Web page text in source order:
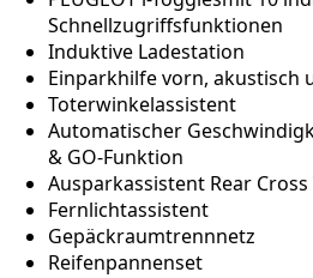
Schnellzugriffsfunktionen
Induktive Ladestation
Einparkhilfe vorn, akustisch
Toterwinkelassistent
Automatischer
& GO-Funktion
Ausparkassistent Rear
Fernlichtassistent
Gepäckraumtrennnetz
Reifenpannenset